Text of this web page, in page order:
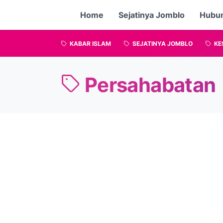
Home Sejatinya Jomblo
KABAR ISLAM SEJATINYA JOMBLO
Persahabatan